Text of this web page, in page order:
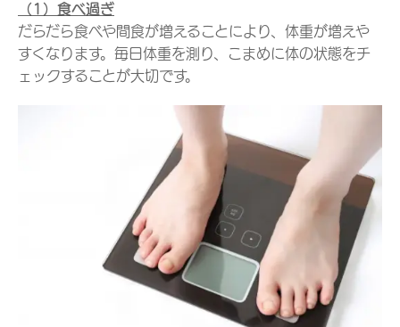
（1）食べ過ぎ
だらだら食べや間食が増えることにより、体重が増えや
すくなります。毎日体重を測り、こまめに体の状態をチ
ェックすることが大切です。